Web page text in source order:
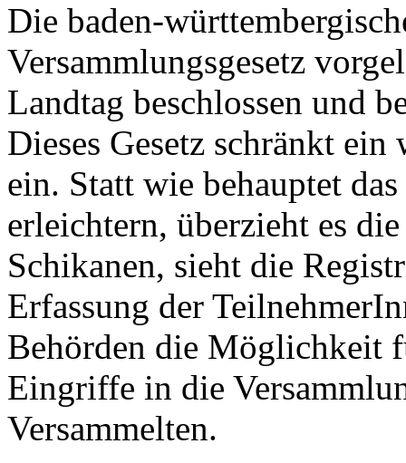
Die baden-
Versammlungsgesetz
Landtag beschlossen und
Dieses Gesetz schränkt
ein. Statt wie behauptet
erleichtern, überzieht es
Schikanen, sieht die
Erfassung der
Behörden die Möglichkeit
Eingriffe in die
Versammelten.